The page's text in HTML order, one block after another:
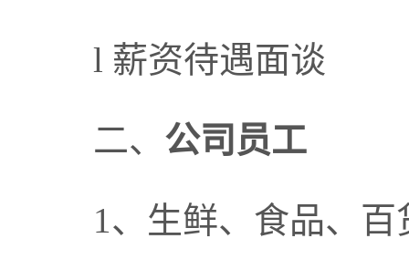
l 薪资待遇面谈
二、 公司员工
1、生鲜、食品、